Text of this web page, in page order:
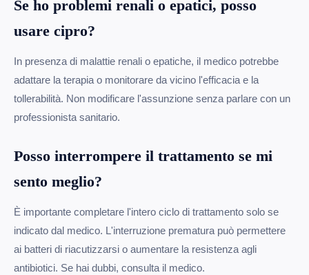
Se ho problemi renali o epatici, posso
usare cipro?
In presenza di malattie renali o epatiche, il medico potrebbe
adattare la terapia o monitorare da vicino l'efficacia e la
tollerabilità. Non modificare l'assunzione senza parlare con un
professionista sanitario.
Posso interrompere il trattamento se mi
sento meglio?
È importante completare l'intero ciclo di trattamento solo se
indicato dal medico. L'interruzione prematura può permettere
ai batteri di riacutizzarsi o aumentare la resistenza agli
antibiotici. Se hai dubbi, consulta il medico.